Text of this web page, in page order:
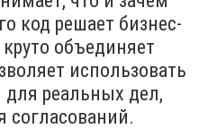
код решает бизнес-
объединяет
использовать
для реальных дел,
согласований.